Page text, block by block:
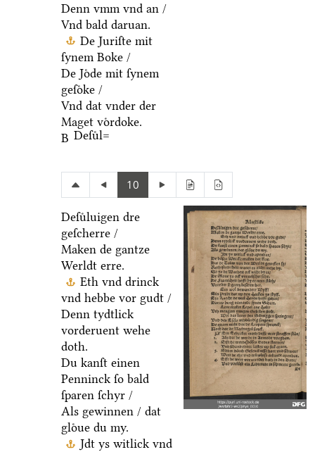
Denn vmm vnd an /
Vnd bald daruan.
De Juriſte mit
ſynem Boke /
De Joͤde mit ſynem
geſoͤke /
Vnd dat vnder der
Maget voͤrdoke.
B Deſuͤl=
10
Deſuͤluigen dre
geſcherre /
Maken de gantze
Werldt erre.
Eth vnd drinck
vnd hebbe vor gudt /
Denn tydtlick
vorderuent wehe
doth.
Du kanſt einen
Penninck ſo bald
ſparen ſchyr /
Als gewinnen / dat
gloͤue du my.
Jdt ys witlick vnd